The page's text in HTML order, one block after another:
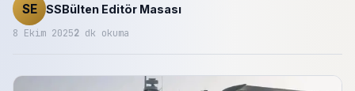
SE SSBülten Editör Masası
8 Ekim 20252 dk okuma